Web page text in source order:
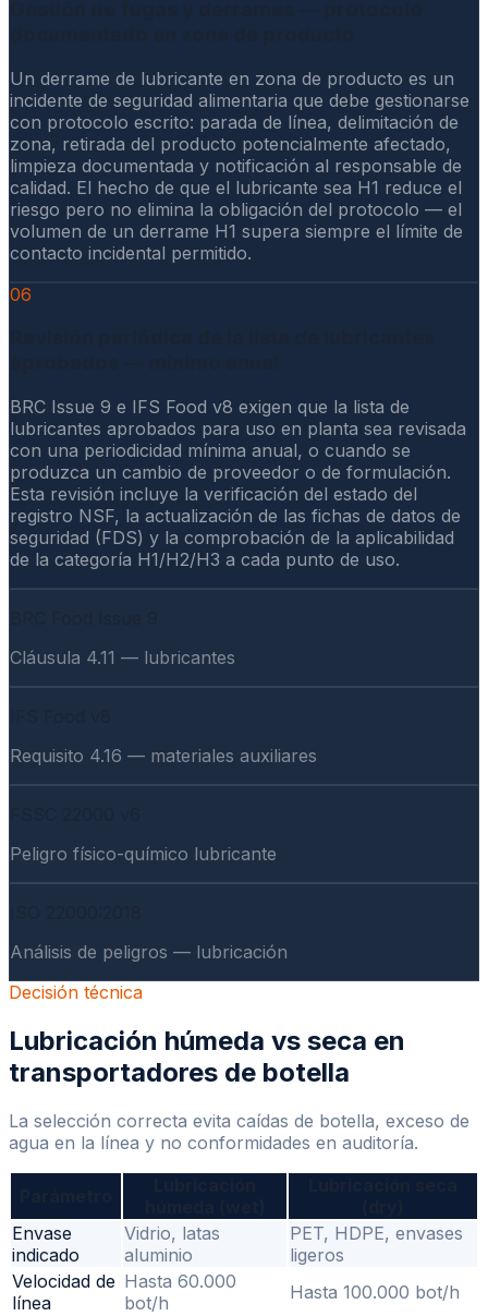
Un derrame de lubricante en zona de producto es un
incidente de seguridad alimentaria que debe gestionarse
con protocolo escrito: parada de línea, delimitación de
zona, retirada del producto potencialmente afectado,
limpieza documentada y notificación al responsable de
calidad. El hecho de que el lubricante sea H1 reduce el
riesgo pero no elimina la obligación del protocolo — el
volumen de un derrame H1 supera siempre el límite de
contacto incidental permitido.
06
BRC Issue 9 e IFS Food v8 exigen que la lista de
lubricantes aprobados para uso en planta sea revisada
con una periodicidad mínima anual, o cuando se
produzca un cambio de proveedor o de formulación.
Esta revisión incluye la verificación del estado del
registro NSF, la actualización de las fichas de datos de
seguridad (FDS) y la comprobación de la aplicabilidad
de la categoría H1/H2/H3 a cada punto de uso.
Cláusula 4.11 — lubricantes
Requisito 4.16 — materiales auxiliares
Peligro físico-químico lubricante
Análisis de peligros — lubricación
Decisión técnica
Lubricación húmeda vs seca en
transportadores de botella
La selección correcta evita caídas de botella, exceso de
agua en la línea y no conformidades en auditoría.
Envase
indicado
Vidrio, latas
aluminio
PET, HDPE, envases
ligeros
Velocidad de
línea
Hasta 60.000
bot/h
Hasta 100.000 bot/h